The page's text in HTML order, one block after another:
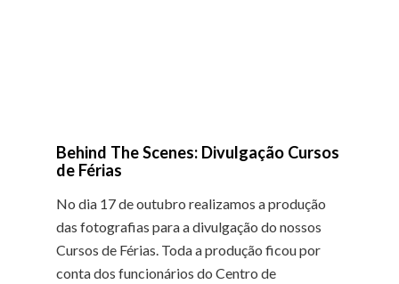
Behind The Scenes: Divulgação Cursos
de Férias
No dia 17 de outubro realizamos a produção
das fotografias para a divulgação do nossos
Cursos de Férias. Toda a produção ficou por
conta dos funcionários do Centro de